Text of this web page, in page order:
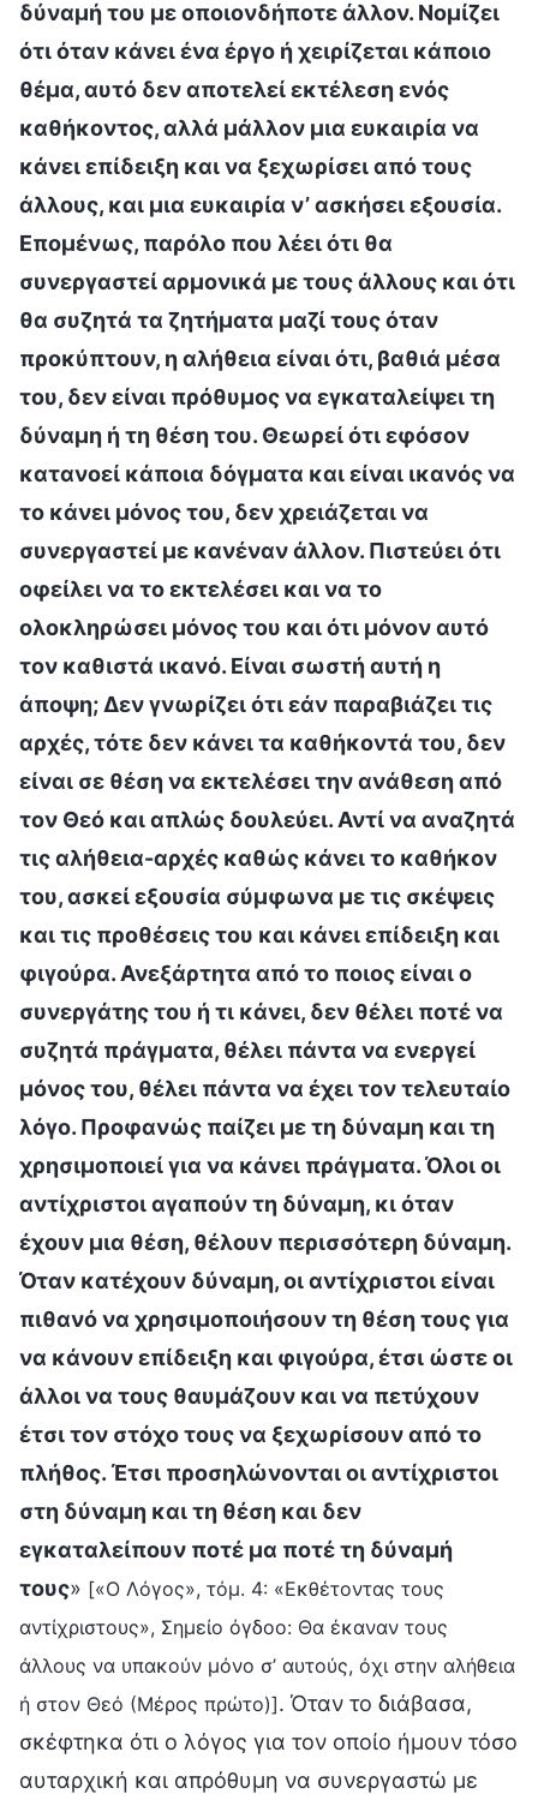
δύναμή του με οποιονδήποτε άλλον. Νομίζει
ότι όταν κάνει ένα έργο ή χειρίζεται κάποιο
θέμα, αυτό δεν αποτελεί εκτέλεση ενός
καθήκοντος, αλλά μάλλον μια ευκαιρία να
κάνει επίδειξη και να ξεχωρίσει από τους
άλλους, και μια ευκαιρία ν’ ασκήσει εξουσία.
Επομένως, παρόλο που λέει ότι θα
συνεργαστεί αρμονικά με τους άλλους και ότι
θα συζητά τα ζητήματα μαζί τους όταν
προκύπτουν, η αλήθεια είναι ότι, βαθιά μέσα
του, δεν είναι πρόθυμος να εγκαταλείψει τη
δύναμη ή τη θέση του. Θεωρεί ότι εφόσον
κατανοεί κάποια δόγματα και είναι ικανός να
το κάνει μόνος του, δεν χρειάζεται να
συνεργαστεί με κανέναν άλλον. Πιστεύει ότι
οφείλει να το εκτελέσει και να το
ολοκληρώσει μόνος του και ότι μόνον αυτό
τον καθιστά ικανό. Είναι σωστή αυτή η
άποψη; Δεν γνωρίζει ότι εάν παραβιάζει τις
αρχές, τότε δεν κάνει τα καθήκοντά του, δεν
είναι σε θέση να εκτελέσει την ανάθεση από
τον Θεό και απλώς δουλεύει. Αντί να αναζητά
τις αλήθεια-αρχές καθώς κάνει το καθήκον
του, ασκεί εξουσία σύμφωνα με τις σκέψεις
και τις προθέσεις του και κάνει επίδειξη και
φιγούρα. Ανεξάρτητα από το ποιος είναι ο
συνεργάτης του ή τι κάνει, δεν θέλει ποτέ να
συζητά πράγματα, θέλει πάντα να ενεργεί
μόνος του, θέλει πάντα να έχει τον τελευταίο
λόγο. Προφανώς παίζει με τη δύναμη και τη
χρησιμοποιεί για να κάνει πράγματα. Όλοι οι
αντίχριστοι αγαπούν τη δύναμη, κι όταν
έχουν μια θέση, θέλουν περισσότερη δύναμη.
Όταν κατέχουν δύναμη, οι αντίχριστοι είναι
πιθανό να χρησιμοποιήσουν τη θέση τους για
να κάνουν επίδειξη και φιγούρα, έτσι ώστε οι
άλλοι να τους θαυμάζουν και να πετύχουν
έτσι τον στόχο τους να ξεχωρίσουν από το
πλήθος. Έτσι προσηλώνονται οι αντίχριστοι
στη δύναμη και τη θέση και δεν
εγκαταλείπουν ποτέ μα ποτέ τη δύναμή
τους» [«Ο Λόγος», τόμ. 4: «Εκθέτοντας τους
αντίχριστους», Σημείο όγδοο: Θα έκαναν τους
άλλους να υπακούν μόνο σ’ αυτούς, όχι στην αλήθεια
ή στον Θεό (Μέρος πρώτο)]. Όταν το διάβασα,
σκέφτηκα ότι ο λόγος για τον οποίο ήμουν τόσο
αυταρχική και απρόθυμη να συνεργαστώ με